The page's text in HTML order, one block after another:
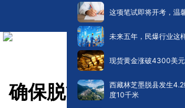
这项笔试即将开考，温
未来五年，民爆行业这
现货黄金涨破4300美元
西藏林芝墨脱县发生
度10千米
确保脱贫不返贫、振